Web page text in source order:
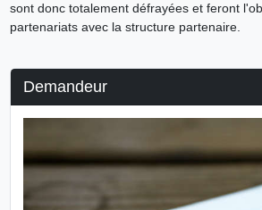
sont donc totalement défrayées et feront
partenariats avec la structure partenaire.
Demandeur